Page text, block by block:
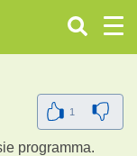
1
programma.